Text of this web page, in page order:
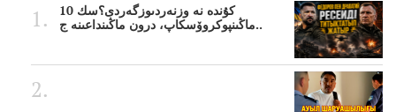
10 كۇندە نە وزنەردىوزگەردى؟سك
ماڭىنپوكروۆسكاپ، درون ماڭىنداعىنە ج..